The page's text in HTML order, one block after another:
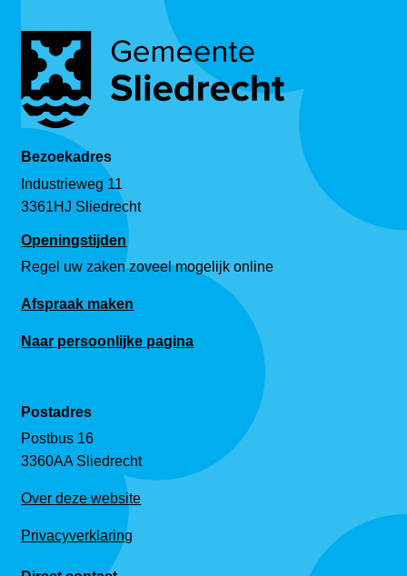
Bezoekadres
Industrieweg 11
3361HJ Sliedrecht
Openingstijden
Regel uw zaken zoveel mogelijk online
Afspraak maken
Naar persoonlijke pagina
Postadres
Postbus 16
3360AA Sliedrecht
Over deze website
Privacyverklaring